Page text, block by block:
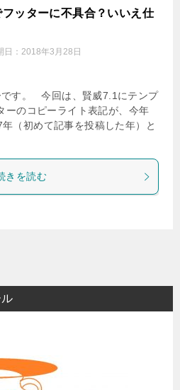
ッターに不具合？いいえ仕
日： 2018年3月28日
す。 今回は、賢威7.1にテンプ
ーのコピーライト表記が、今年
（初めて記事を投稿した年）と
きを読む